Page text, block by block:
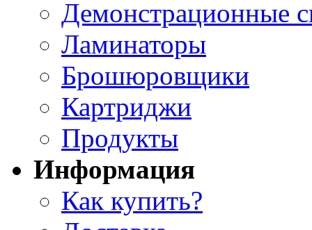
Демонстрационные
Ламинаторы
Брошюровщики
Картриджи
Продукты
Информация
Как купить?